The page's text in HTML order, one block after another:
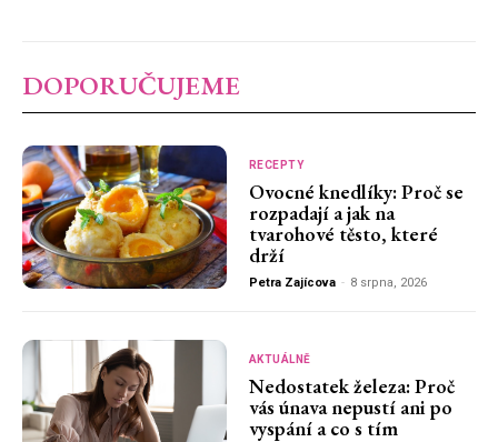
DOPORUČUJEME
RECEPTY
Ovocné knedlíky: Proč se
rozpadají a jak na
tvarohové těsto, které
drží
Petra Zajícova - 8 srpna, 2026
AKTUÁLNĚ
Nedostatek železa: Proč
vás únava nepustí ani po
vyspání a co s tím